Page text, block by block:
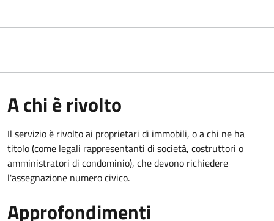
A chi è rivolto
Il servizio è rivolto ai proprietari di immobili, o a chi ne ha
titolo (come legali rappresentanti di società, costruttori o
amministratori di condominio), che devono richiedere
l'assegnazione numero civico.
Approfondimenti